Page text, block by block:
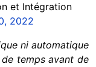
et Intégration
2022
ni automatique
temps avant de